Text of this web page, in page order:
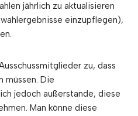
jährlich zu aktualisieren
einzupflegen),
zu, dass
müssen. Die
jedoch außerstande, diese
Man könne diese